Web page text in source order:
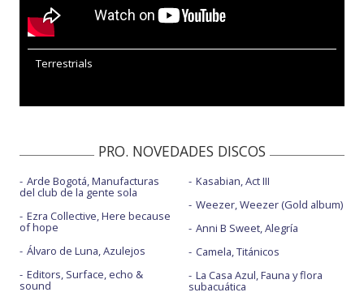
Terrestrials
PRO. NOVEDADES DISCOS
Arde Bogotá, Manufacturas
del club de la gente sola
Ezra Collective, Here because
of hope
Álvaro de Luna, Azulejos
Editors, Surface, echo &
sound
Kasabian, Act III
Weezer, Weezer (Gold album)
Anni B Sweet, Alegría
Camela, Titánicos
La Casa Azul, Fauna y flora
subacuática